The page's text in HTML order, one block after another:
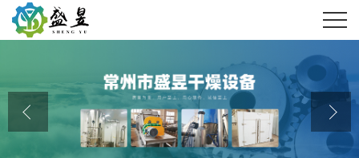
公司介绍
公司动态